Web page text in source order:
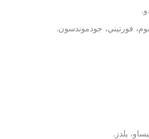
فورتيني، جودموندسون.
يلدز.